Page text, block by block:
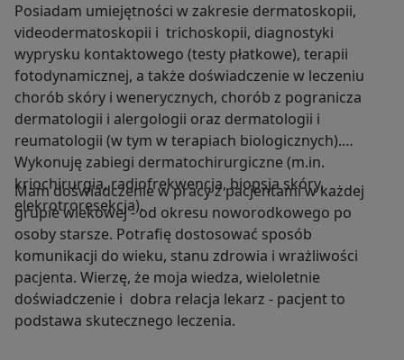
Posiadam umiejętności w zakresie dermatoskopii,
videodermatoskopii i trichoskopii, diagnostyki
wyprysku kontaktowego (testy płatkowe), terapii
fotodynamicznej, a także doświadczenie w leczeniu
chorób skóry i wenerycznych, chorób z pogranicza
dermatologii i alergologii oraz dermatologii i
reumatologii (w tym w terapiach biologicznych).
Wykonuję zabiegi dermatochirurgiczne (m.in.
kriochirurgia, radiofrekwencja, biopsja skóry,
elekrotroresekcja).
Mam doświadczenie w pracy z pacjentami w każdej
grupie wiekowej - od okresu noworodkowego po
osoby starsze. Potrafię dostosować sposób
komunikacji do wieku, stanu zdrowia i wrażliwości
pacjenta. Wierzę, że moja wiedza, wieloletnie
doświadczenie i dobra relacja lekarz - pacjent to
podstawa skutecznego leczenia.